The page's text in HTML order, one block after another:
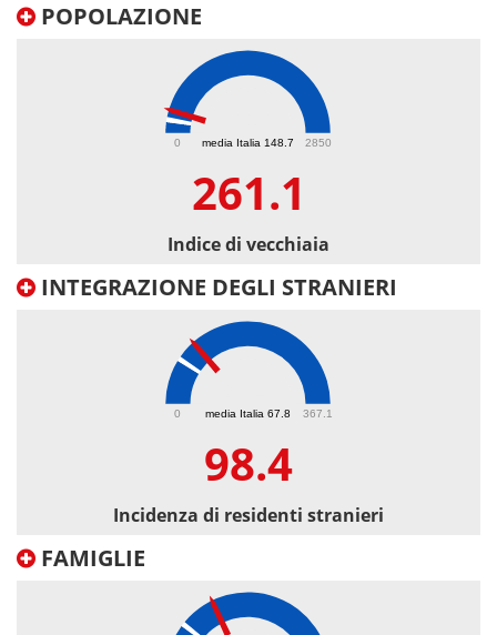
POPOLAZIONE
media Italia 148.7
0 2850
261.1
Indice di vecchiaia
INTEGRAZIONE DEGLI STRANIERI
media Italia 67.8
0 367.1
98.4
Incidenza di residenti stranieri
FAMIGLIE